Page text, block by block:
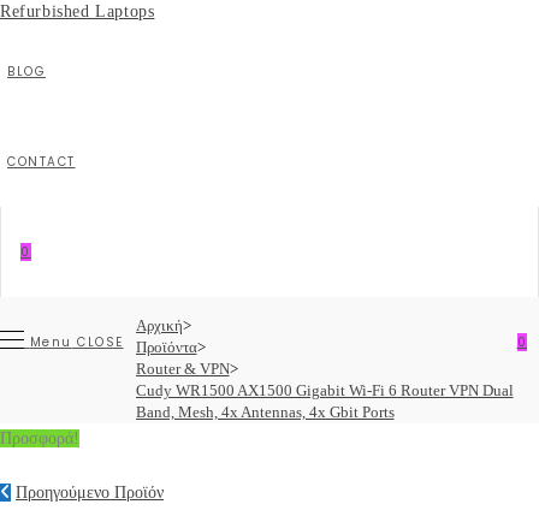
Refurbished Laptops
BLOG
CONTACT
0
0
Menu CLOSE
Αρχική>
Προϊόντα>
Router & VPN>
Cudy WR1500 AX1500 Gigabit Wi-Fi 6 Router VPN Dual
Band, Mesh, 4x Antennas, 4x Gbit Ports
Προσφορά!
Προηγούμενο Προϊόν